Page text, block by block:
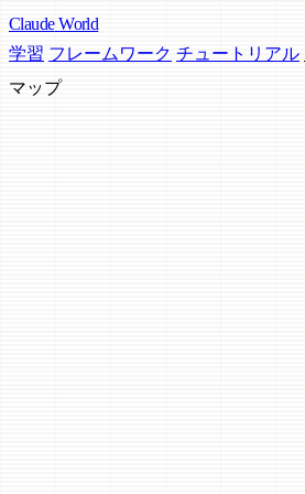
Claude World
学習 フレームワーク チュートリアル
マップ